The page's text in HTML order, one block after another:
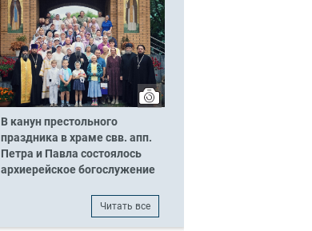
В канун престольного
праздника в храме свв. апп.
Петра и Павла состоялось
архиерейское богослужение
Читать все